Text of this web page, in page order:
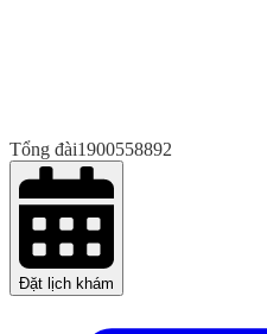
Tổng đài1900558892
Đặt lịch khám